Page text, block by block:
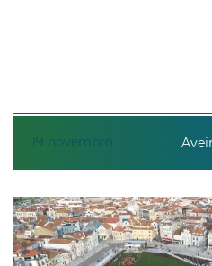
19 novembro